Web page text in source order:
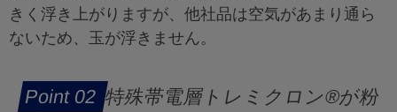
きく浮き上がりますが、他社品は空気があまり通ら
ないため、玉が浮きません。
特殊帯電層トレミクロン®が粉